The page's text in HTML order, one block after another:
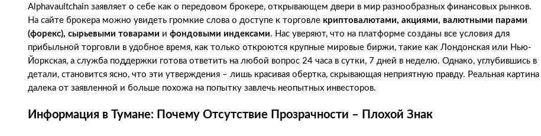
Alphavaultchain заявляет о себе как о передовом брокере, открывающем двери в мир разнообразных финансовых рынков.
На сайте брокера можно увидеть громкие слова о доступе к торговле криптовалютами, акциями, валютными парами
(форекс), сырьевыми товарами и фондовыми индексами. Нас уверяют, что на платформе созданы все условия для
прибыльной торговли в удобное время, как только откроются крупные мировые биржи, такие как Лондонская или Нью-
Йоркская, а служба поддержки готова ответить на любой вопрос 24 часа в сутки, 7 дней в неделю. Однако, углубившись в
детали, становится ясно, что эти утверждения – лишь красивая обертка, скрывающая неприятную правду. Реальная картина
далека от заявленной и больше похожа на попытку завлечь неопытных инвесторов.
Информация в Тумане: Почему Отсутствие Прозрачности – Плохой Знак